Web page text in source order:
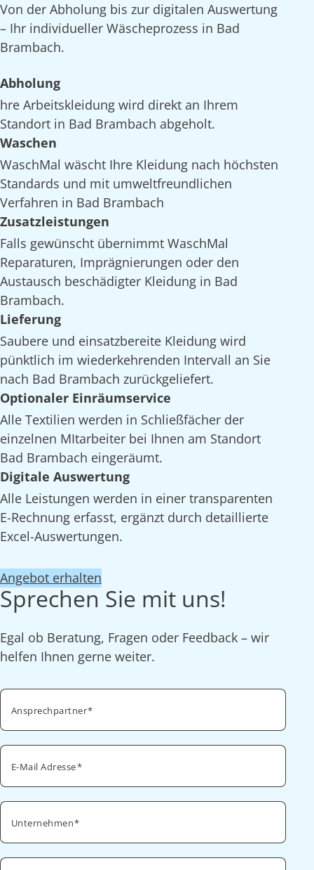
Von der Abholung bis zur digitalen Auswertung
– Ihr individueller Wäscheprozess in Bad
Brambach.
Abholung
hre Arbeitskleidung wird direkt an Ihrem
Standort in Bad Brambach abgeholt.
Waschen
WaschMal wäscht Ihre Kleidung nach höchsten
Standards und mit umweltfreundlichen
Verfahren in Bad Brambach
Zusatzleistungen
Falls gewünscht übernimmt WaschMal
Reparaturen, Imprägnierungen oder den
Austausch beschädigter Kleidung in Bad
Brambach.
Lieferung
Saubere und einsatzbereite Kleidung wird
pünktlich im wiederkehrenden Intervall an Sie
nach Bad Brambach zurückgeliefert.
Optionaler Einräumservice
Alle Textilien werden in Schließfächer der
einzelnen MItarbeiter bei Ihnen am Standort
Bad Brambach eingeräumt.
Digitale Auswertung
Alle Leistungen werden in einer transparenten
E-Rechnung erfasst, ergänzt durch detaillierte
Excel-Auswertungen.
Angebot erhalten
Sprechen Sie mit uns!
Egal ob Beratung, Fragen oder Feedback – wir
helfen Ihnen gerne weiter.
Ansprechpartner
E-Mail Adresse
Unternehmen